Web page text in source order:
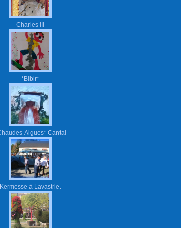
Charles III
*Bibir*
Aigues* Cantal
Kermesse à Lavastrie.